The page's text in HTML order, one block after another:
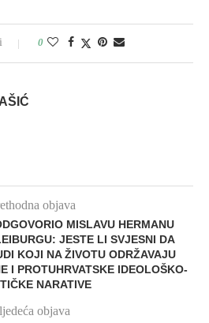
0
objava
MISLAVU HERMANU
JESTE LI SVJESNI DA
KOJI NA ŽIVOTU ODRŽAVAJU
I PROTUHRVATSKE IDEOLOŠKO-
NARATIVE
objava